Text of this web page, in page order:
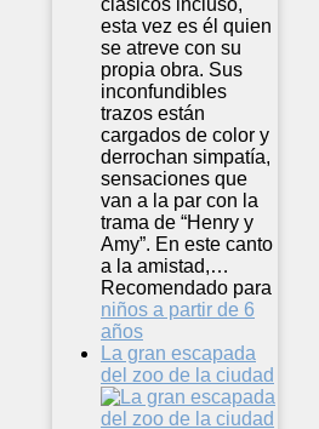
clásicos incluso,
esta vez es él quien
se atreve con su
propia obra. Sus
inconfundibles
trazos están
cargados de color y
derrochan simpatía,
sensaciones que
van a la par con la
trama de “Henry y
Amy”. En este canto
a la amistad,…
Recomendado para
niños a partir de 6
años
La gran escapada
del zoo de la ciudad